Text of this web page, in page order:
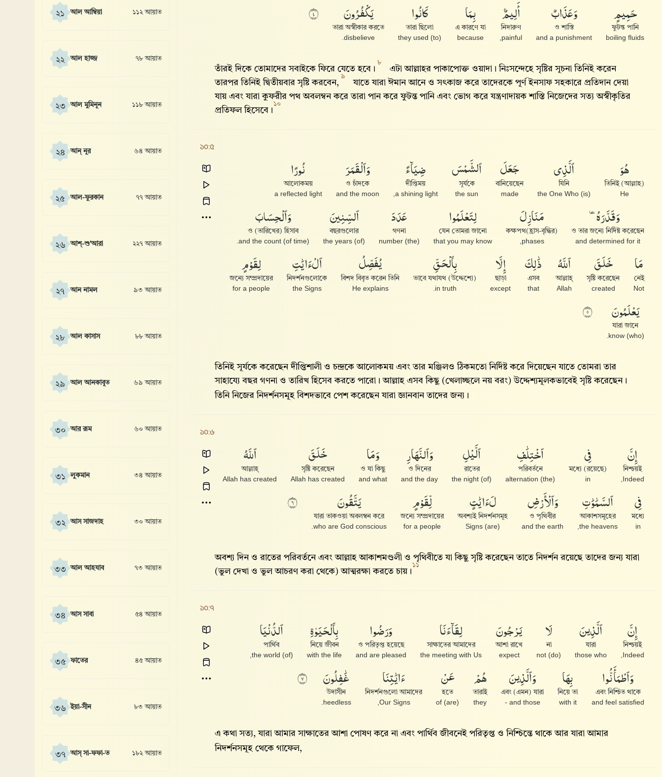
২১ আল আম্বিয়া ১১২ আয়াত
২২ আল হাজ্জ ৭৮ আয়াত
২৩ আল মুমিনূন ১১৮ আয়াত
২৪ আন্ নূর ৬৪ আয়াত
২৫ আল-ফুরকান ৭৭ আয়াত
২৬ আশ্-শু’আরা ২২৭ আয়াত
২৭ আন নামল ৯৩ আয়াত
২৮ আল কাসাস ৮৮ আয়াত
২৯ আল আনকাবূত ৬৯ আয়াত
৩০ আর রূম ৬০ আয়াত
৩১ লুকমান ৩৪ আয়াত
৩২ আস সাজদাহ ৩০ আয়াত
৩৩ আল আহযাব ৭৩ আয়াত
৩৪ আস সাবা ৫৪ আয়াত
৩৫ ফাতের ৪৫ আয়াত
৩৬ ইয়া-সীন ৮৩ আয়াত
৩৭ আস্ সা-ফফা-ত ১৮২ আয়াত
حَمِيمٍ
ফুটন্ত পানি
boiling fluids
وَعَذَابٌ
ও শাস্তি
and a punishment
أَلِيمٌۢ
নিদারুণ
painful,
بِمَا
এ কারণে যা
because
كَانُوا۟
তারা ছিলো
they used (to)
يَكْفُرُونَ
তারা অস্বীকার করতে
disbelieve.
٤
তাঁরই দিকে তোমাদের সবাইকে ফিরে যেতে হবে।
৮
এটা আল্লাহর পাকাপোক্ত ওয়াদা। নিঃসন্দেহে সৃষ্টির সূচনা তিনিই করেন
তারপর তিনিই দ্বিতীয়বার সৃষ্টি করবেন,
৯
যাতে যারা ঈমান আনে ও সৎকাজ করে তাদেরকে পূর্ণ ইনসাফ সহকারে প্রতিদান দেয়া
যায় এবং যারা কুফরীর পথ অবলম্বন করে তারা পান করে ফুটন্ত পানি এবং ভোগ করে যন্ত্রণাদায়ক শাস্তি নিজেদের সত্য অস্বীকৃতির
প্রতিফল হিসেবে।
১০
১০:৫
هُوَ
তিনিই (আল্লাহ)
He
ٱلَّذِى
যিনি
(is) the One Who
جَعَلَ
বানিয়েছেন
made
ٱلشَّمْسَ
সূর্যকে
the sun
ضِيَآءً
দীপ্তিময়
a shining light,
وَٱلْقَمَرَ
ও চাঁদকে
and the moon
نُورًا
আলোকময়
a reflected light
وَقَدَّرَهُۥ
ও তার জন্যে নির্দিষ্ট করেছেন
and determined for it
مَنَازِلَ
(হ্রাস-বৃদ্ধির)কক্ষপথ
phases,
لِتَعْلَمُوا۟
যেন তোমরা জানো
that you may know
عَدَدَ
গণনা
(the) number
ٱلسِّنِينَ
বছরগুলোর
(of) the years
وَٱلْحِسَابَ
ও (তারিখের) হিসাব
and the count (of time).
مَا
নেই
Not
خَلَقَ
সৃষ্টি করেছেন
created
ٱللَّهُ
আল্লাহ্‌
Allah
ذَٰلِكَ
এসব
that
إِلَّا
ছাড়া
except
بِٱلْحَقِّ
ভাবে যথাযথ (উদ্দেশ্যে)
in truth.
يُفَصِّلُ
বিশদ বিবৃত করেন তিনি
He explains
ٱلْءَايَٰتِ
নিদর্শনগুলোকে
the Signs
لِقَوْمٍ
জন্যে সম্প্রদায়ের
for a people
يَعْلَمُونَ
যারা জানে
(who) know.
٥
তিনিই সূর্যকে করেছেন দীপ্তিশালী ও চন্দ্রকে আলোকময় এবং তার মঞ্জিলও ঠিকমতো নির্দিষ্ট করে দিয়েছেন যাতে তোমরা তার
সাহায্যে বছর গণনা ও তারিখ হিসেব করতে পারো। আল্লাহ‌ এসব কিছু (খেলাচ্ছলে নয় বরং) উদ্দেশ্যমূলকভাবেই সৃষ্টি করেছেন।
তিনি নিজের নিদর্শনসমূহ বিশদভাবে পেশ করেছেন যারা জ্ঞানবান তাদের জন্য।
১০:৬
إِنَّ
নিশ্চয়ই
Indeed,
فِى
মধ্যে (রয়েছে)
in
ٱخْتِلَٰفِ
পরিবর্তনে
(the) alternation
ٱلَّيْلِ
রাতের
(of) the night
وَٱلنَّهَارِ
ও দিনের
and the day
وَمَا
ও যা কিছু
and what
خَلَقَ
সৃষ্টি করেছেন
Allah has created
ٱللَّهُ
আল্লাহ্‌
Allah has created
فِى
মধ্যে
in
ٱلسَّمَٰوَٰتِ
আকাশসমূহের
the heavens,
وَٱلْأَرْضِ
ও পৃথিবীর
and the earth
لَءَايَٰتٍ
অবশ্যই নিদর্শনসমূহ
(are) Signs
لِّقَوْمٍ
জন্যে সম্প্রদায়ের
for a people
يَتَّقُونَ
যারা তাকওয়া অবলম্বন করে
who are God conscious.
٦
অবশ্য দিন ও রাতের পরিবর্তনে এবং আল্লাহ‌ আকাশমণ্ডলী ও পৃথিবীতে যা কিছু সৃষ্টি করেছেন তাতে নিদর্শন রয়েছে তাদের জন্য যারা
(ভুল দেখা ও ভুল আচরণ করা থেকে) আত্মরক্ষা করতে চায়।
১১
১০:৭
إِنَّ
নিশ্চয়ই
Indeed,
ٱلَّذِينَ
যারা
those who
لَا
না
(do) not
يَرْجُونَ
আশা রাখে
expect
لِقَآءَنَا
সাক্ষাতের আমাদের
the meeting with Us
وَرَضُوا۟
ও পরিতৃপ্ত হয়েছে
and are pleased
بِٱلْحَيَوٰةِ
নিয়ে জীবন
with the life
ٱلدُّنْيَا
পার্থিব
(of) the world,
وَٱطْمَأَنُّوا۟
এবং নিশ্চিত থাকে
and feel satisfied
بِهَا
নিয়ে তা
with it
وَٱلَّذِينَ
এবং (এমন) যারা
and those -
هُمْ
তারাই
they
عَنْ
হতে
(are) of
ءَايَٰتِنَا
নিদর্শনগুলো আমাদের
Our Signs,
غَٰفِلُونَ
উদাসীন
heedless.
٧
এ কথা সত্য, যারা আমার সাক্ষাতের আশা পোষণ করে না এবং পার্থিব জীবনেই পরিতৃপ্ত ও নিশ্চিন্তে থাকে আর যারা আমার
নিদর্শনসমূহ থেকে গাফেল,